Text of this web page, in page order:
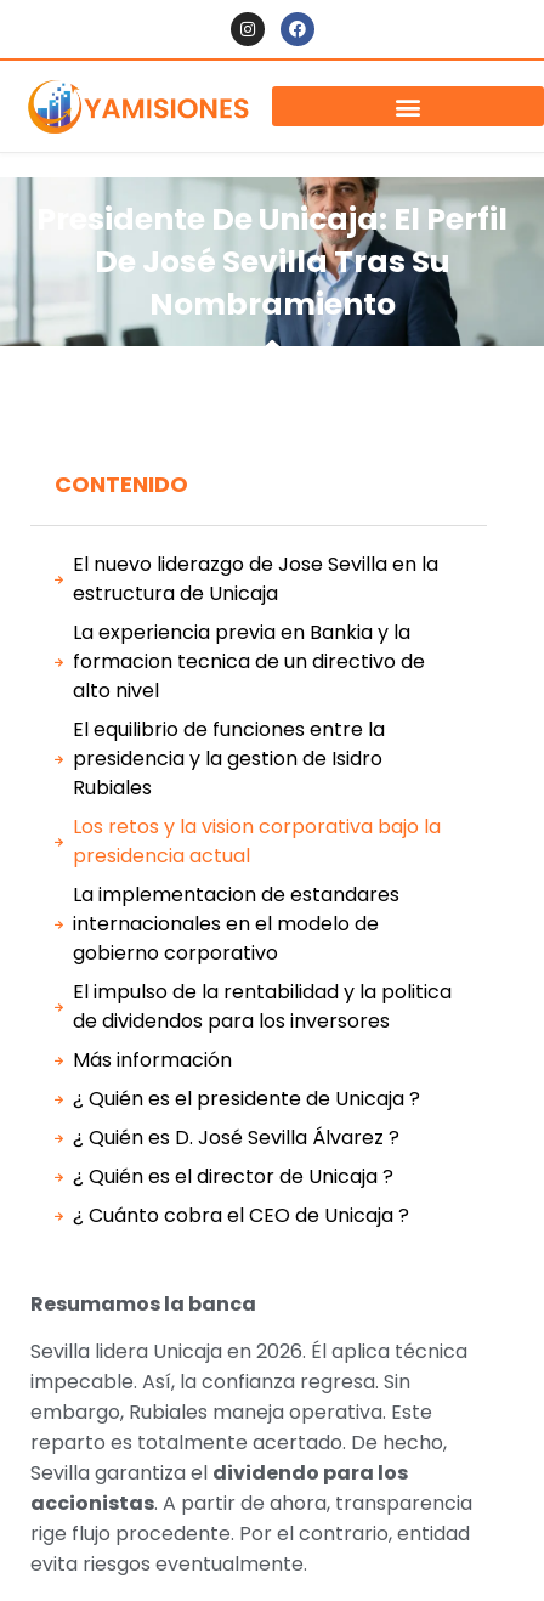
Presidente De Unicaja: El Perfil
De José Sevilla Tras Su
Nombramiento
CONTENIDO
El nuevo liderazgo de Jose Sevilla en la
estructura de Unicaja
La experiencia previa en Bankia y la
formacion tecnica de un directivo de
alto nivel
El equilibrio de funciones entre la
presidencia y la gestion de Isidro
Rubiales
Los retos y la vision corporativa bajo la
presidencia actual
La implementacion de estandares
internacionales en el modelo de
gobierno corporativo
El impulso de la rentabilidad y la politica
de dividendos para los inversores
Más información
¿ Quién es el presidente de Unicaja ?
¿ Quién es D. José Sevilla Álvarez ?
¿ Quién es el director de Unicaja ?
¿ Cuánto cobra el CEO de Unicaja ?
Resumamos la banca
Sevilla lidera Unicaja en 2026. Él aplica técnica
impecable. Así, la confianza regresa. Sin
embargo, Rubiales maneja operativa. Este
reparto es totalmente acertado. De hecho,
Sevilla garantiza el dividendo para los
accionistas. A partir de ahora, transparencia
rige flujo procedente. Por el contrario, entidad
evita riesgos eventualmente.